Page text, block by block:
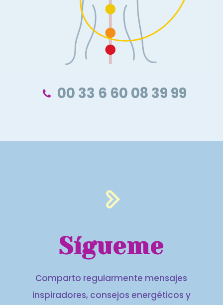
00 33 6 60 08 39 99
Sígueme
Comparto regularmente mensajes
inspiradores, consejos energéticos y